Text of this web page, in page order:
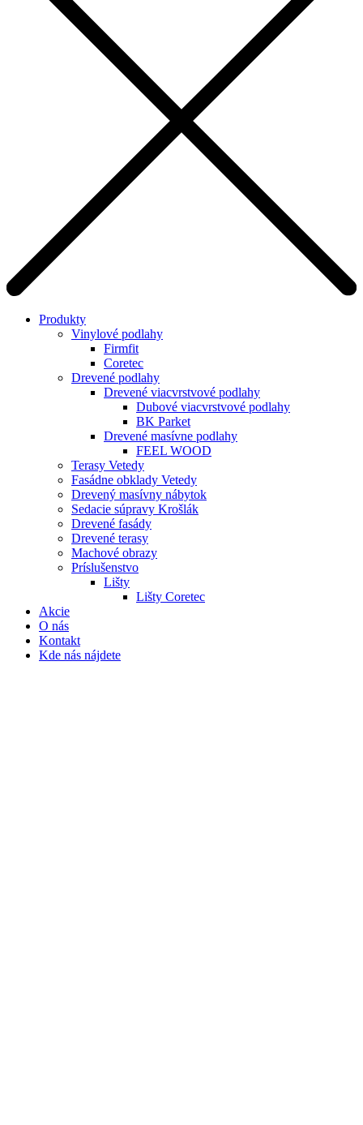
Produkty
Vinylové podlahy
Firmfit
Coretec
Drevené podlahy
Drevené viacvrstvové podlahy
Dubové viacvrstvové podlahy
BK Parket
Drevené masívne podlahy
FEEL WOOD
Terasy Vetedy
Fasádne obklady Vetedy
Drevený masívny nábytok
Sedacie súpravy Krošlák
Drevené fasády
Drevené terasy
Machové obrazy
Príslušenstvo
Lišty
Lišty Coretec
Akcie
O nás
Kontakt
Kde nás nájdete